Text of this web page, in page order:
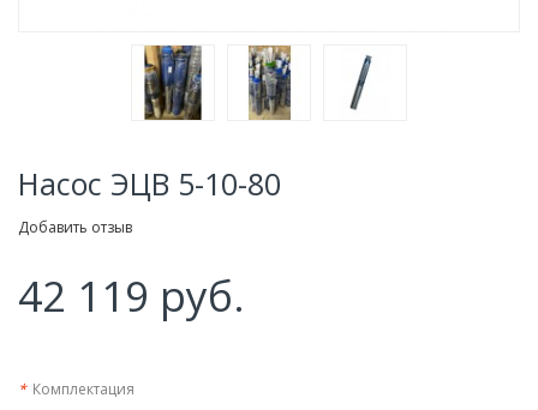
Насос ЭЦВ 5-10-80
Добавить отзыв
42 119 руб.
* Комплектация